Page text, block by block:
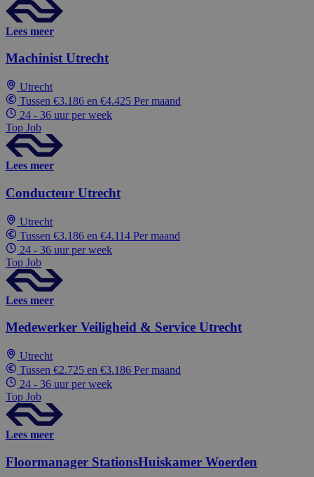
Lees meer
Machinist Utrecht
Utrecht
Tussen €3.186 en €4.425 Per maand
24 - 36 uur per week
Top Job
Lees meer
Conducteur Utrecht
Utrecht
Tussen €3.186 en €4.114 Per maand
24 - 36 uur per week
Top Job
Lees meer
Medewerker Veiligheid & Service Utrecht
Utrecht
Tussen €2.725 en €3.186 Per maand
24 - 36 uur per week
Top Job
Lees meer
Floormanager StationsHuiskamer Woerden